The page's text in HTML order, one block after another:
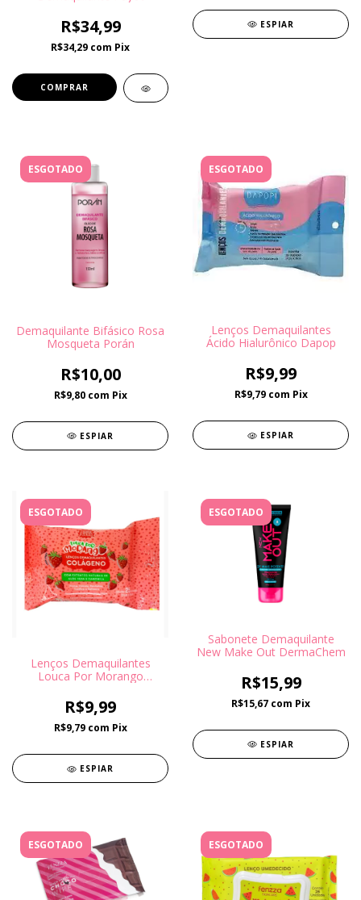
R$34,99
R$34,29 com Pix
ESPIAR
ESGOTADO
Demaquilante Bifásico Rosa
Mosqueta Porán
R$10,00
R$9,80 com Pix
ESPIAR
ESGOTADO
Lenços Demaquilantes
Ácido Hialurônico Dapop
R$9,99
R$9,79 com Pix
ESPIAR
ESGOTADO
Lenços Demaquilantes
Louca Por Morango
R$9,99
R$9,79 com Pix
ESPIAR
ESGOTADO
Sabonete Demaquilante
New Make Out DermaChem
R$15,99
R$15,67 com Pix
ESPIAR
ESGOTADO ESGOTADO